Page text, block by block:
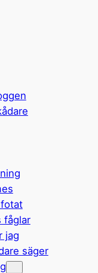
fåglar
jag
säger